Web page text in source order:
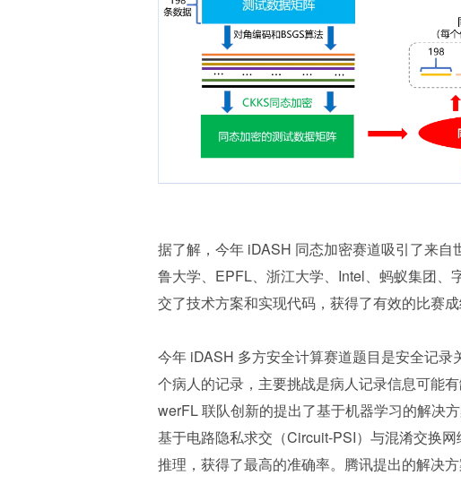
据了解，今年 iDASH 同态加密赛道吸引了来
鲁大学、EPFL、浙江大学、Intel、蚂蚁集团
交了技术方案和实现代码，获得了有效的比赛成
今年 iDASH 多方安全计算赛道题目是安全记
个病人的记录，主要挑战是病人记录信息可能
werFL 联队创新的提出了基于机器学习的解决
基于电路隐私求交（Circuit-PSI）与混淆交换
推理，获得了最高的准确率。腾讯提出的解决